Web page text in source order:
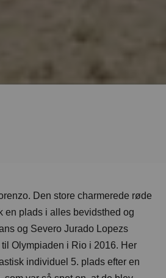
Den store charmerede røde
en plads i alles bevidsthed og
og Severo Jurado Lopezs
Olympiaden i Rio i 2016. Her
individuel 5. plads efter en